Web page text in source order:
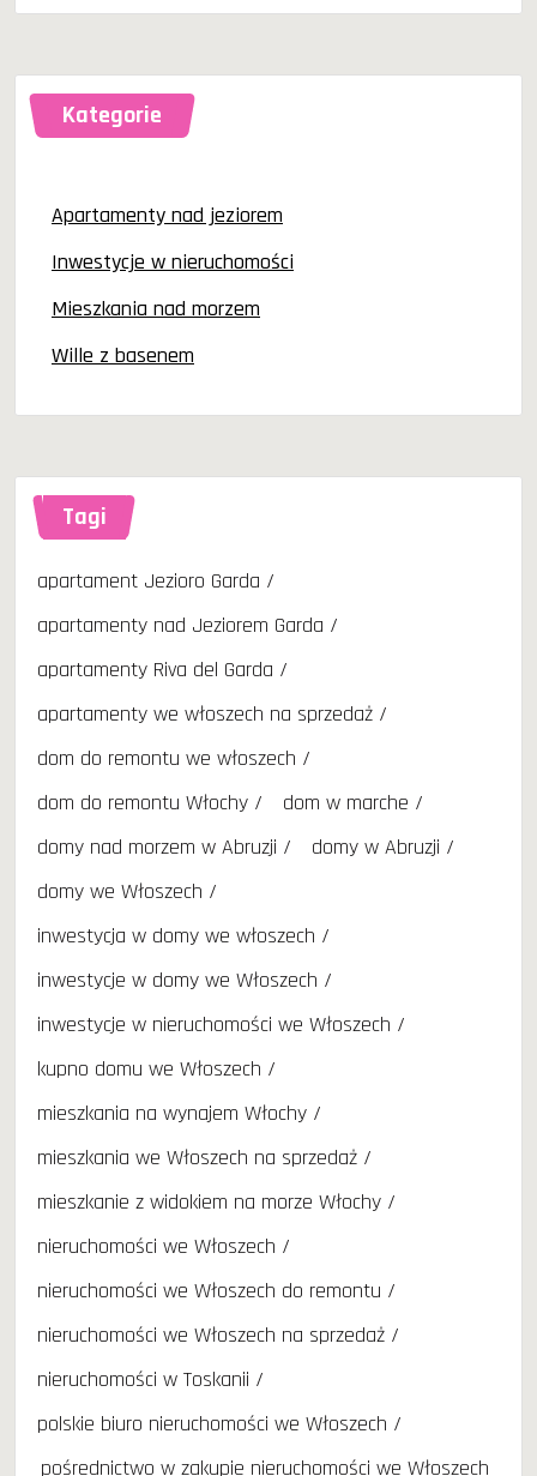
Kategorie
Apartamenty nad jeziorem
Inwestycje w nieruchomości
Mieszkania nad morzem
Wille z basenem
Tagi
apartament Jezioro Garda
apartamenty nad Jeziorem Garda
apartamenty Riva del Garda
apartamenty we włoszech na sprzedaż
dom do remontu we włoszech
dom do remontu Włochy
dom w marche
domy nad morzem w Abruzji
domy w Abruzji
domy we Włoszech
inwestycja w domy we włoszech
inwestycje w domy we Włoszech
inwestycje w nieruchomości we Włoszech
kupno domu we Włoszech
mieszkania na wynajem Włochy
mieszkania we Włoszech na sprzedaż
mieszkanie z widokiem na morze Włochy
nieruchomości we Włoszech
nieruchomości we Włoszech do remontu
nieruchomości we Włoszech na sprzedaż
nieruchomości w Toskanii
polskie biuro nieruchomości we Włoszech
pośrednictwo w zakupie nieruchomości we Włoszech